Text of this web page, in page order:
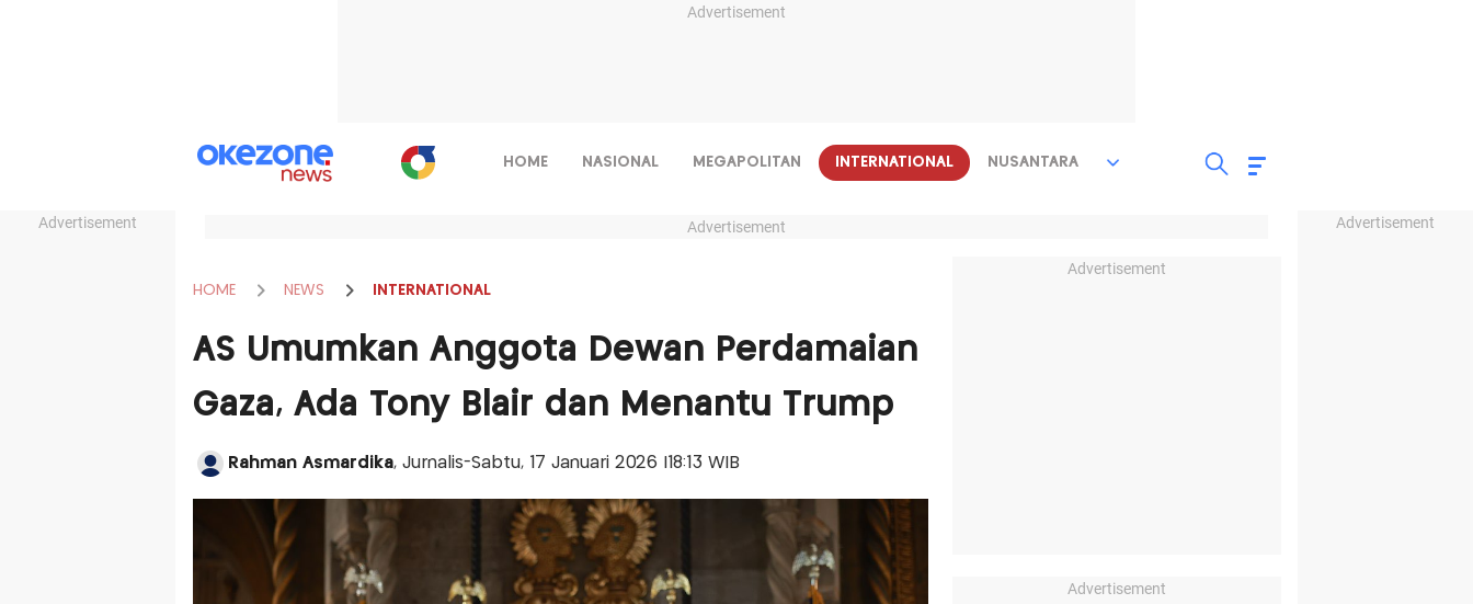
Advertisement
Advertisement Advertisement
HOME NASIONAL MEGAPOLITAN INTERNATIONAL NUSANTARA
Advertisement
HOME NEWS INTERNATIONAL
AS Umumkan Anggota Dewan Perdamaian
Gaza, Ada Tony Blair dan Menantu Trump
Rahman Asmardika, Jurnalis-Sabtu, 17 Januari 2026 |18:13 WIB
Advertisement
Advertisement